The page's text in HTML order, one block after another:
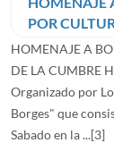
POR
HOMENAJE A
DE LA CUMBRE
Organizado por
Borges" que
Sabado en la ...[3]